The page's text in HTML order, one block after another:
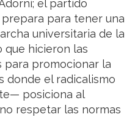
el partido
para tener una
universitaria de la
que hicieron las
para promocionar la
donde el radicalismo
posiciona al
respetar las normas